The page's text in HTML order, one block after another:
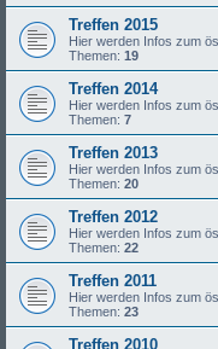
Treffen 2015
Hier werden Infos zum
Themen: 19
Treffen 2014
Hier werden Infos zum
Themen: 7
Treffen 2013
Hier werden Infos zum
Themen: 20
Treffen 2012
Hier werden Infos zum
Themen: 22
Treffen 2011
Hier werden Infos zum
Themen: 23
Treffen 2010